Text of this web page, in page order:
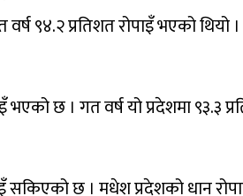
९४.२ प्रतिशत रोपाइँ भएको थियो ।
छ । गत वर्ष यो प्रदेशमा ९३.३
सकिएको छ । मधेश प्रदेशको धान